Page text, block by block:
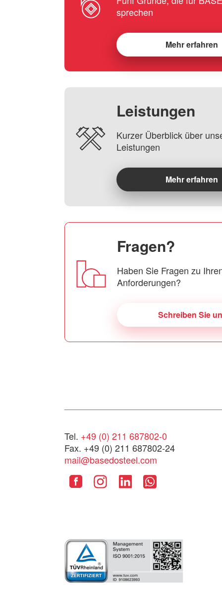
sprechen
Mehr erfahren
Leistungen
Kurzer Überblick über
Leistungen
Mehr erfahren
Fragen?
Haben Sie Fragen zu
Anforderungen?
Schreiben Sie
Tel. +49 (0) 211 687802-0
Fax. +49 (0) 211 687802-24
mail@basedosteel.com